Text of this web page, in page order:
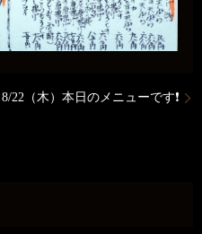
8/22（木）本日のメニューです❗️